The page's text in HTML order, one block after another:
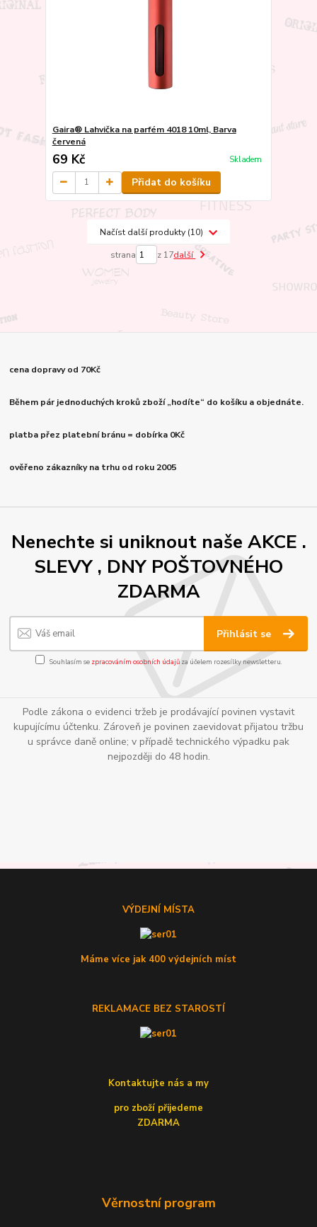
Gaira® Lahvička na parfém 4018 10ml, Barva
červená
69 Kč Skladem
Přidat do košíku
Načíst další produkty (10)
strana z 17další
cena dopravy od 70Kč
Během pár jednoduchých kroků zboží „hodíte“ do košíku a objednáte.
platba přez platební bránu = dobírka 0Kč
ověřeno zákazníky na trhu od roku 2005
Nenechte si uniknout naše AKCE .
SLEVY , DNY POŠTOVNÉHO
ZDARMA
Přihlásit se
Souhlasím se zpracováním osobních údajůza účelem rozesílky newsletteru.
Podle zákona o evidenci tržeb je prodávající povinen vystavit
kupujícímu účtenku. Zároveň je povinen zaevidovat přijatou tržbu
u správce daně online; v případě technického výpadku pak
nejpozději do 48 hodin.
VÝDEJNÍ MÍSTA
Máme více jak 400 výdejních míst
REKLAMACE BEZ STAROSTÍ
Kontaktujte nás a my
pro zboží přijedeme
ZDARMA
Věrnostní program